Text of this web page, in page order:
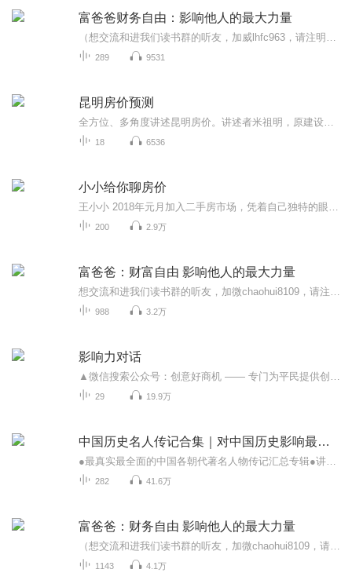
富爸爸财务自由：影响他人的最大力量
289 9531
昆明房价预测
18 6536
小小给你聊房价
200 2.9万
富爸爸：财富自由 影响他人的最大力量
988 3.2万
影响力对话
29 19.9万
中国历史名人传记合集｜对中国历史影响最大的人物正史
282 41.6万
富爸爸：财务自由 影响他人的最大力量
1143 4.1万